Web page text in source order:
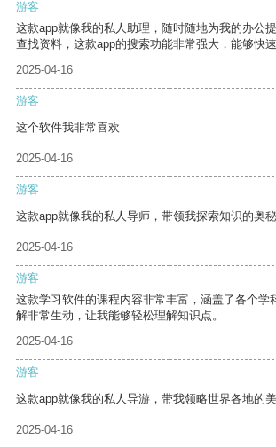
游客
这款app就像我的私人助理，随时随地为我的办公
查找资料，这款app的搜索功能非常强大，能够快
2025-04-16
游客
这个软件我非常喜欢
2025-04-16
游客
这款app就像我的私人导师，带领我探索知识的奥秘
2025-04-16
游客
这款学习软件的课程内容非常丰富，涵盖了各个学
解非常生动，让我能够轻松理解知识点。
2025-04-16
游客
这款app就像我的私人导游，带我领略世界各地的美
2025-04-16